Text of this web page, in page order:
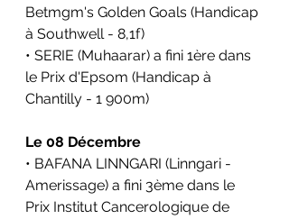
Betmgm's Golden Goals (Handicap
à Southwell - 8,1f)
• SERIE (Muhaarar) a fini 1ère dans
le Prix d'Epsom (Handicap à
Chantilly - 1 900m)
Le 08 Décembre
• BAFANA LINNGARI (Linngari -
Amerissage) a fini 3ème dans le
Prix Institut Cancerologique de